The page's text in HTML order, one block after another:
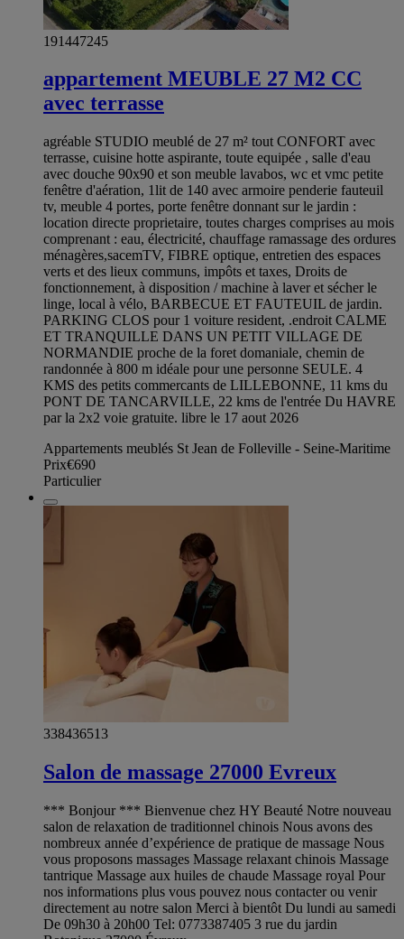
191447245
appartement MEUBLE 27 M2 CC
avec terrasse
agréable STUDIO meublé de 27 m² tout CONFORT avec
terrasse, cuisine hotte aspirante, toute equipée , salle d'eau
avec douche 90x90 et son meuble lavabos, wc et vmc petite
fenêtre d'aération, 1lit de 140 avec armoire penderie fauteuil
tv, meuble 4 portes, porte fenêtre donnant sur le jardin :
location directe proprietaire, toutes charges comprises au mois
comprenant : eau, électricité, chauffage ramassage des ordures
ménagères,sacemTV, FIBRE optique, entretien des espaces
verts et des lieux communs, impôts et taxes, Droits de
fonctionnement, à disposition / machine à laver et sécher le
linge, local à vélo, BARBECUE ET FAUTEUIL de jardin.
PARKING CLOS pour 1 voiture resident, .endroit CALME
ET TRANQUILLE DANS UN PETIT VILLAGE DE
NORMANDIE proche de la foret domaniale, chemin de
randonnée à 800 m idéale pour une personne SEULE. 4
KMS des petits commercants de LILLEBONNE, 11 kms du
PONT DE TANCARVILLE, 22 kms de l'entrée Du HAVRE
par la 2x2 voie gratuite. libre le 17 aout 2026
Appartements meublés St Jean de Folleville - Seine-Maritime
Prix€690
Particulier
338436513
Salon de massage 27000 Evreux
*** Bonjour *** Bienvenue chez HY Beauté Notre nouveau
salon de relaxation de traditionnel chinois Nous avons des
nombreux année d’expérience de pratique de massage Nous
vous proposons massages Massage relaxant chinois Massage
tantrique Massage aux huiles de chaude Massage royal Pour
nos informations plus vous pouvez nous contacter ou venir
directement au notre salon Merci à bientôt Du lundi au samedi
De 09h30 à 20h00 Tel: 0773387405 3 rue du jardin